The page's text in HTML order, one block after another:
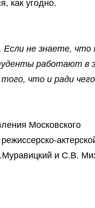
как угодно.
Если не знаете, что
работают в
что и ради
Московского
и С.В.